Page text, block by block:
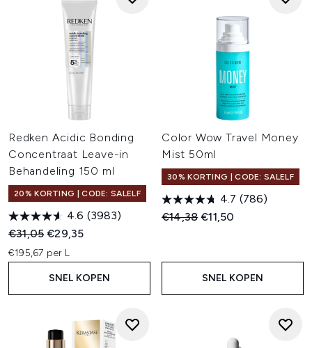
Redken Acidic Bonding
Concentraat Leave-in
Behandeling 150 ml
20% KORTING | CODE: SALELF
4.6 (3983)
Recommended Retail Price:
€31,05Huidige prijs:
€29,35
€195,67 per L
SNEL KOPEN
Color Wow Travel Money
Mist 50ml
30% KORTING | CODE: SALELF
4.7 (786)
Recommended Retail Price:
€14,38Huidige prijs:
€11,50
SNEL KOPEN